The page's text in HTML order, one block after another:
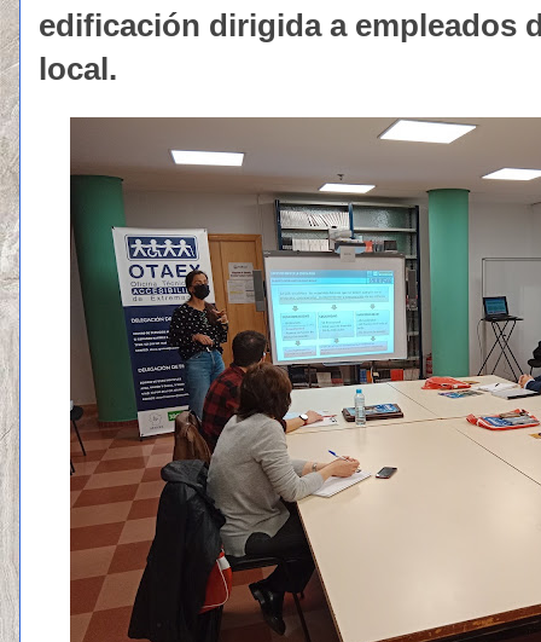
edificación dirigida a empleados
local.